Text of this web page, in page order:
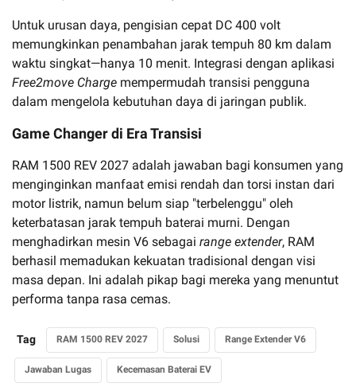
Untuk urusan daya, pengisian cepat DC 400 volt
memungkinkan penambahan jarak tempuh 80 km dalam
waktu singkat—hanya 10 menit. Integrasi dengan aplikasi
Free2move Charge mempermudah transisi pengguna
dalam mengelola kebutuhan daya di jaringan publik.
Game Changer di Era Transisi
RAM 1500 REV 2027 adalah jawaban bagi konsumen yang
menginginkan manfaat emisi rendah dan torsi instan dari
motor listrik, namun belum siap "terbelenggu" oleh
keterbatasan jarak tempuh baterai murni. Dengan
menghadirkan mesin V6 sebagai range extender, RAM
berhasil memadukan kekuatan tradisional dengan visi
masa depan. Ini adalah pikap bagi mereka yang menuntut
performa tanpa rasa cemas.
Tag RAM 1500 REV 2027 Solusi Range Extender V6
Jawaban Lugas Kecemasan Baterai EV